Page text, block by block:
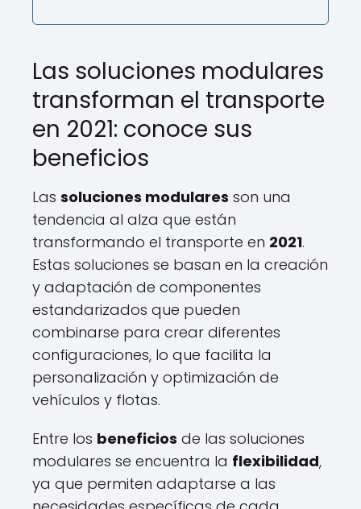
Las soluciones modulares
transforman el transporte
en 2021: conoce sus
beneficios
Las soluciones modulares son una
tendencia al alza que están
transformando el transporte en 2021.
Estas soluciones se basan en la creación
y adaptación de componentes
estandarizados que pueden
combinarse para crear diferentes
configuraciones, lo que facilita la
personalización y optimización de
vehículos y flotas.
Entre los beneficios de las soluciones
modulares se encuentra la flexibilidad,
ya que permiten adaptarse a las